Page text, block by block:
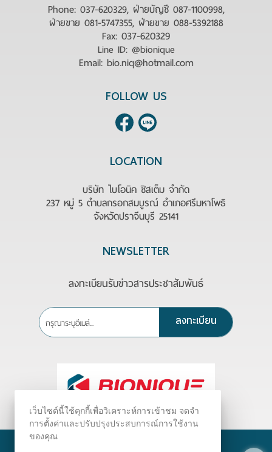
Phone: 037-620329, ฝ่ายบัญชี 087-1100998,
ฝ่ายขาย 081-5747355, ฝ่ายขาย 088-5392188
Fax: 037-620329
Line ID: @bionique
Email: bio.niq@hotmail.com
FOLLOW US
LOCATION
บริษัท ไบโอนิค ซิสเต็ม จำกัด
237 หมู่ 5 ตำบลกรอกสมบูรณ์ อำเภอศรีมหาโพธิ
จังหวัดปราจีนบุรี 25141
NEWSLETTER
ลงทะเบียนรับข่าวสารประชาสัมพันธ์
ลงทะเบียน
เว็บไซต์นี้ใช้คุกกี้เพื่อวิเคราะห์การเข้าชม จดจำ
การตั้งค่าและปรับปรุงประสบการณ์การใช้งาน
ของคุณ